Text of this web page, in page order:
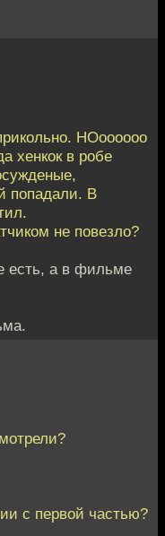
НОоооооо
хенкок в робе
попадали. В
не повезло?
есть, а в фильме
с первой частью?